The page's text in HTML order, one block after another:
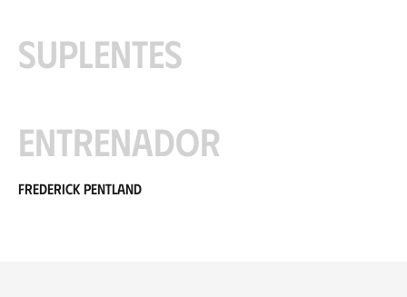
Suplentes
Entrenador
Frederick Pentland